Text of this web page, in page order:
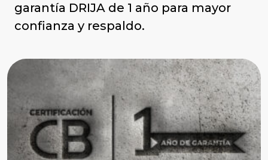
garantía DRIJA de 1 año para mayor
confianza y respaldo.